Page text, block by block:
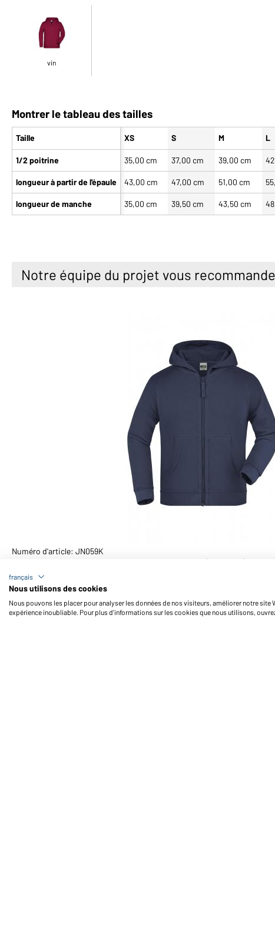
vin
Montrer le tableau des tailles
Taille
1/2 poitrine
longueur à partir de l'épaule
longueur de manche
XS S M L
35,00 cm 37,00 cm 39,00 cm
43,00 cm 47,00 cm 51,00 cm
35,00 cm 39,50 cm 43,50 cm
Notre équipe du projet vous recommande
Numéro d'article: JN059K
Sweat-shirt enfant zippé avec capuche (marine)
français
Nous utilisons des cookies
Nous pouvons les placer pour analyser les données de nos visiteurs, améliorer notre site
expérience inoubliable. Pour plus d'informations sur les cookies que nous utilisons,